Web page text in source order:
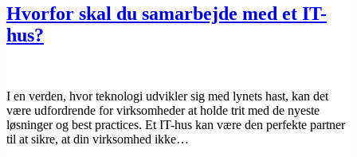
Hvorfor skal du samarbejde med et IT-
hus?
I en verden, hvor teknologi udvikler sig med lynets hast, kan det
være udfordrende for virksomheder at holde trit med de nyeste
løsninger og best practices. Et IT-hus kan være den perfekte partner
til at sikre, at din virksomhed ikke…